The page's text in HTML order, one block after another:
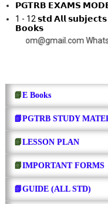
𝗣𝗚𝗧𝗥𝗕 𝗘𝗫𝗔𝗠𝗦
1 - 12 𝘀𝘁𝗱 𝗔𝗹𝗹
𝗕𝗼𝗼𝗸𝘀
WhatsApp
📗E Books
📗PGTRB STUDY
📗LESSON PLAN
📗IMPORTANT FORMS
📗GUIDE (ALL STD)